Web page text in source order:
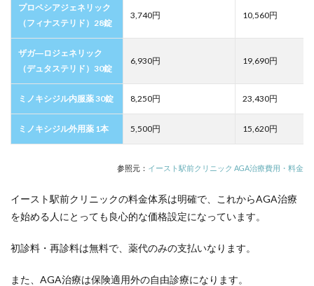
プロペシアジェネリック
（フィナステリド）28錠
3,740円 10,560円
ザガ―ロジェネリック
（デュタステリド）30錠
6,930円 19,690円
ミノキシジル内服薬 30錠 8,250円 23,430円
ミノキシジル外用薬 1本 5,500円 15,620円
参照元： イースト駅前クリニック AGA治療費用・料金
イースト駅前クリニックの料金体系は明確で、これからAGA治療
を始める人にとっても良心的な価格設定になっています。
初診料・再診料は無料で、薬代のみの支払いなります。
また、AGA治療は保険適用外の自由診療になります。